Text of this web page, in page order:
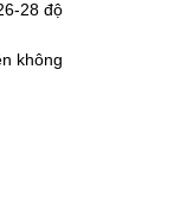
28 độ
không